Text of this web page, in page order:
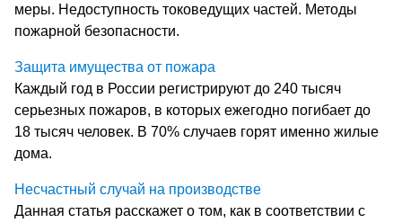
меры. Недоступность токоведущих частей. Методы
пожарной безопасности.
Защита имущества от пожара
Каждый год в России регистрируют до 240 тысяч
серьезных пожаров, в которых ежегодно погибает до
18 тысяч человек. В 70% случаев горят именно жилые
дома.
Несчастный случай на производстве
Данная статья расскажет о том, как в соответствии с